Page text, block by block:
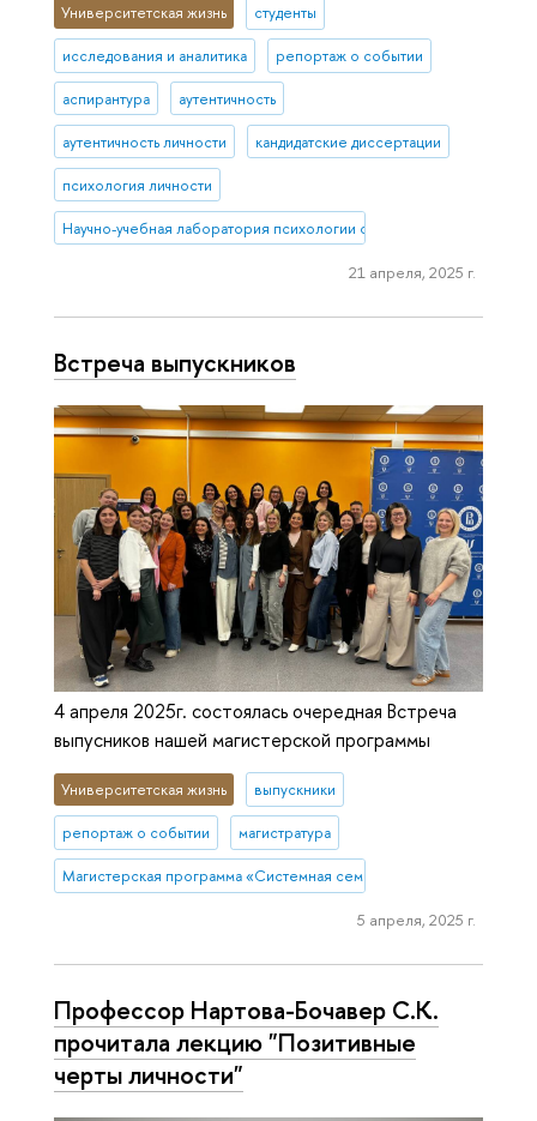
Университетская жизнь студенты
исследования и аналитика репортаж о событии
аспирантура аутентичность
аутентичность личности кандидатские диссертации
психология личности
Научно-учебная лаборатория психологии салютогенной среды
21 апреля, 2025 г.
Встреча выпускников
4 апреля 2025г. состоялась очередная Встреча
выпусников нашей магистерской программы
Университетская жизнь выпускники
репортаж о событии магистратура
Магистерская программа «Системная семейная психотерапия»
5 апреля, 2025 г.
Профессор Нартова-Бочавер С.К.
прочитала лекцию "Позитивные
черты личности"